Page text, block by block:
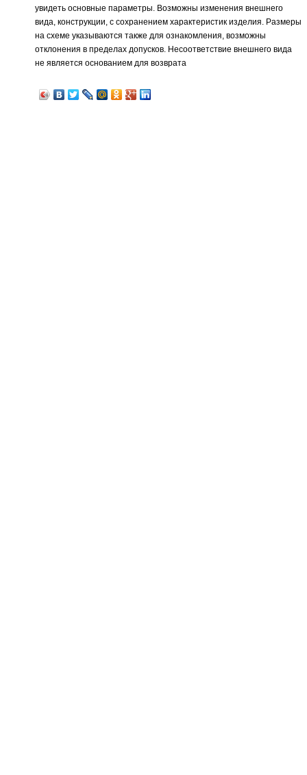
увидеть основные параметры. Возможны изменения внешнего
вида, конструкции, с сохранением характеристик изделия. Размеры
на схеме указываются также для ознакомления, возможны
отклонения в пределах допусков. Несоответствие внешнего вида
не является основанием для возврата